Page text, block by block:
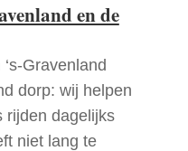
en de
Gravenland
dorp: wij helpen
rijden dagelijks
niet lang te